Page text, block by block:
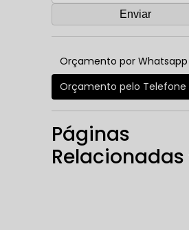
Orçamento por Whatsapp
Orçamento pelo Telefone
Páginas
Relacionadas